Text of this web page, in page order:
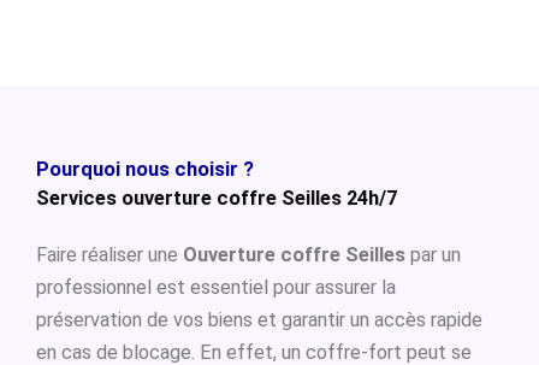
Pourquoi nous choisir ?
Services ouverture coffre Seilles 24h/7
Faire réaliser une Ouverture coffre Seilles par un
professionnel est essentiel pour assurer la
préservation de vos biens et garantir un accès rapide
en cas de blocage. En effet, un coffre-fort peut se